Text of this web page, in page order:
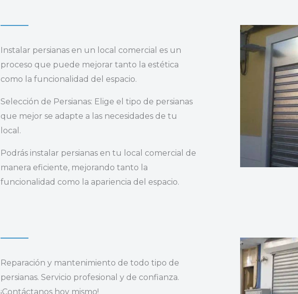
Instalar persianas en un local comercial es un
proceso que puede mejorar tanto la estética
como la funcionalidad del espacio.
Selección de Persianas: Elige el tipo de persianas
que mejor se adapte a las necesidades de tu
local.
Podrás instalar persianas en tu local comercial de
manera eficiente, mejorando tanto la
funcionalidad como la apariencia del espacio.
Reparación y mantenimiento de todo tipo de
persianas. Servicio profesional y de confianza.
¡Contáctanos hoy mismo!